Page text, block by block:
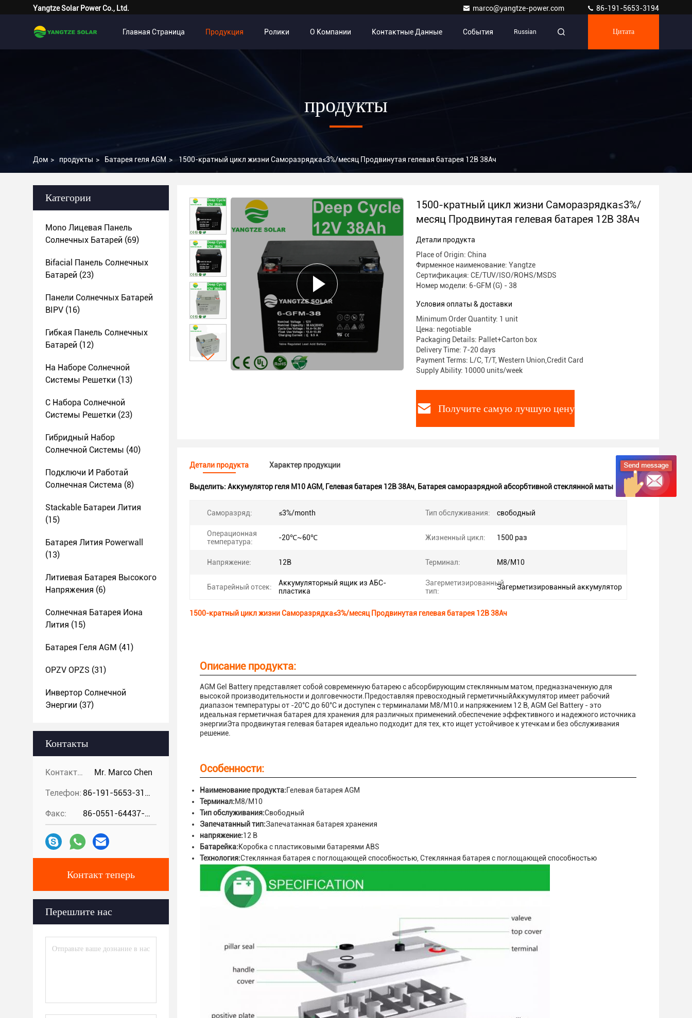
Yangtze Solar Power Co., Ltd. marco@yangtze-power.com 86-191-5653-3194
Главная Страница Продукция Ролики О Компании Контактные Данные События Russian Цитата
продукты
Дом > продукты > Батарея геля AGM > 1500-кратный цикл жизни Саморазрядка≤3%/месяц Продвинутая гелевая батарея 12В 38Ач
Категории
Mono Лицевая Панель
Солнечных Батарей (69)
Bifacial Панель Солнечных
Батарей (23)
Панели Солнечных Батарей
BIPV (16)
Гибкая Панель Солнечных
Батарей (12)
На Наборе Солнечной
Системы Решетки (13)
С Набора Солнечной
Системы Решетки (23)
Гибридный Набор
Солнечной Системы (40)
Подключи И Работай
Солнечная Система (8)
Stackable Батареи Лития
(15)
Батарея Лития Powerwall
(13)
Литиевая Батарея Высокого
Напряжения (6)
Солнечная Батарея Иона
Лития (15)
Батарея Геля AGM (41)
OPZV OPZS (31)
Инвертор Солнечной
Энергии (37)
Контакты
Контакты: Mr. Marco Chen
Телефон: 86-191-5653-3194
Факс: 86-0551-64437-729
Контакт теперь
Перешлите нас
1500-кратный цикл жизни Саморазрядка≤3%/
месяц Продвинутая гелевая батарея 12В 38Ач
Детали продукта
Place of Origin: China
Фирменное наименование: Yangtze
Сертификация: CE/TUV/ISO/ROHS/MSDS
Номер модели: 6-GFM (G) - 38
Условия оплаты & доставки
Minimum Order Quantity: 1 unit
Цена: negotiable
Packaging Details: Pallet+Carton box
Delivery Time: 7-20 days
Payment Terms: L/C, T/T, Western Union,Credit Card
Supply Ability: 10000 units/week
Получите самую лучшую цену
Детали продукта Характер продукции
Выделить: Аккумулятор геля M10 AGM, Гелевая батарея 12В 38Ач, Батарея саморазрядной абсорбтивной стеклянной маты
Саморазряд: ≤3%/month Тип обслуживания: свободный
Операционная
температура:
-20℃~60℃ Жизненный цикл: 1500 раз
Напряжение: 12В Терминал: М8/М10
Батарейный отсек:
Аккумуляторный ящик из АБС-
пластика
Загерметизированный
тип:
Загерметизированный аккумулятор
1500-кратный цикл жизни Саморазрядка≤3%/месяц Продвинутая гелевая батарея 12В 38Ач
Описание продукта:
AGM Gel Battery представляет собой современную батарею с абсорбирующим стеклянным матом, предназначенную для
высокой производительности и долговечности.Предоставляя превосходный герметичныйАккумулятор имеет рабочий
диапазон температуры от -20°C до 60°C и доступен с терминалами M8/M10.и напряжением 12 В, AGM Gel Battery - это
идеальная герметичная батарея для хранения для различных применений.обеспечение эффективного и надежного источника
энергииЭта продвинутая гелевая батарея идеально подходит для тех, кто ищет устойчивое к утечкам и без обслуживания
решение.
Особенности:
Наименование продукта:Гелевая батарея AGM
Терминал:M8/M10
Тип обслуживания:Свободный
Запечатанный тип:Запечатанная батарея хранения
напряжение:12 В
Батарейка:Коробка с пластиковыми батареями ABS
Технология:Стеклянная батарея с поглощающей способностью, Стеклянная батарея с поглощающей способностью